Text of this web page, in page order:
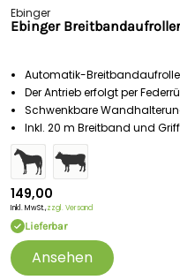
Ebinger
Ebinger
Automatik-
Der Antrieb erfolgt per
Schwenkbare
Inkl. 20 m Breitband und
149,00
Inkl. MwSt.,zzgl. Versand
Lieferbar
AnsehenPortofrei